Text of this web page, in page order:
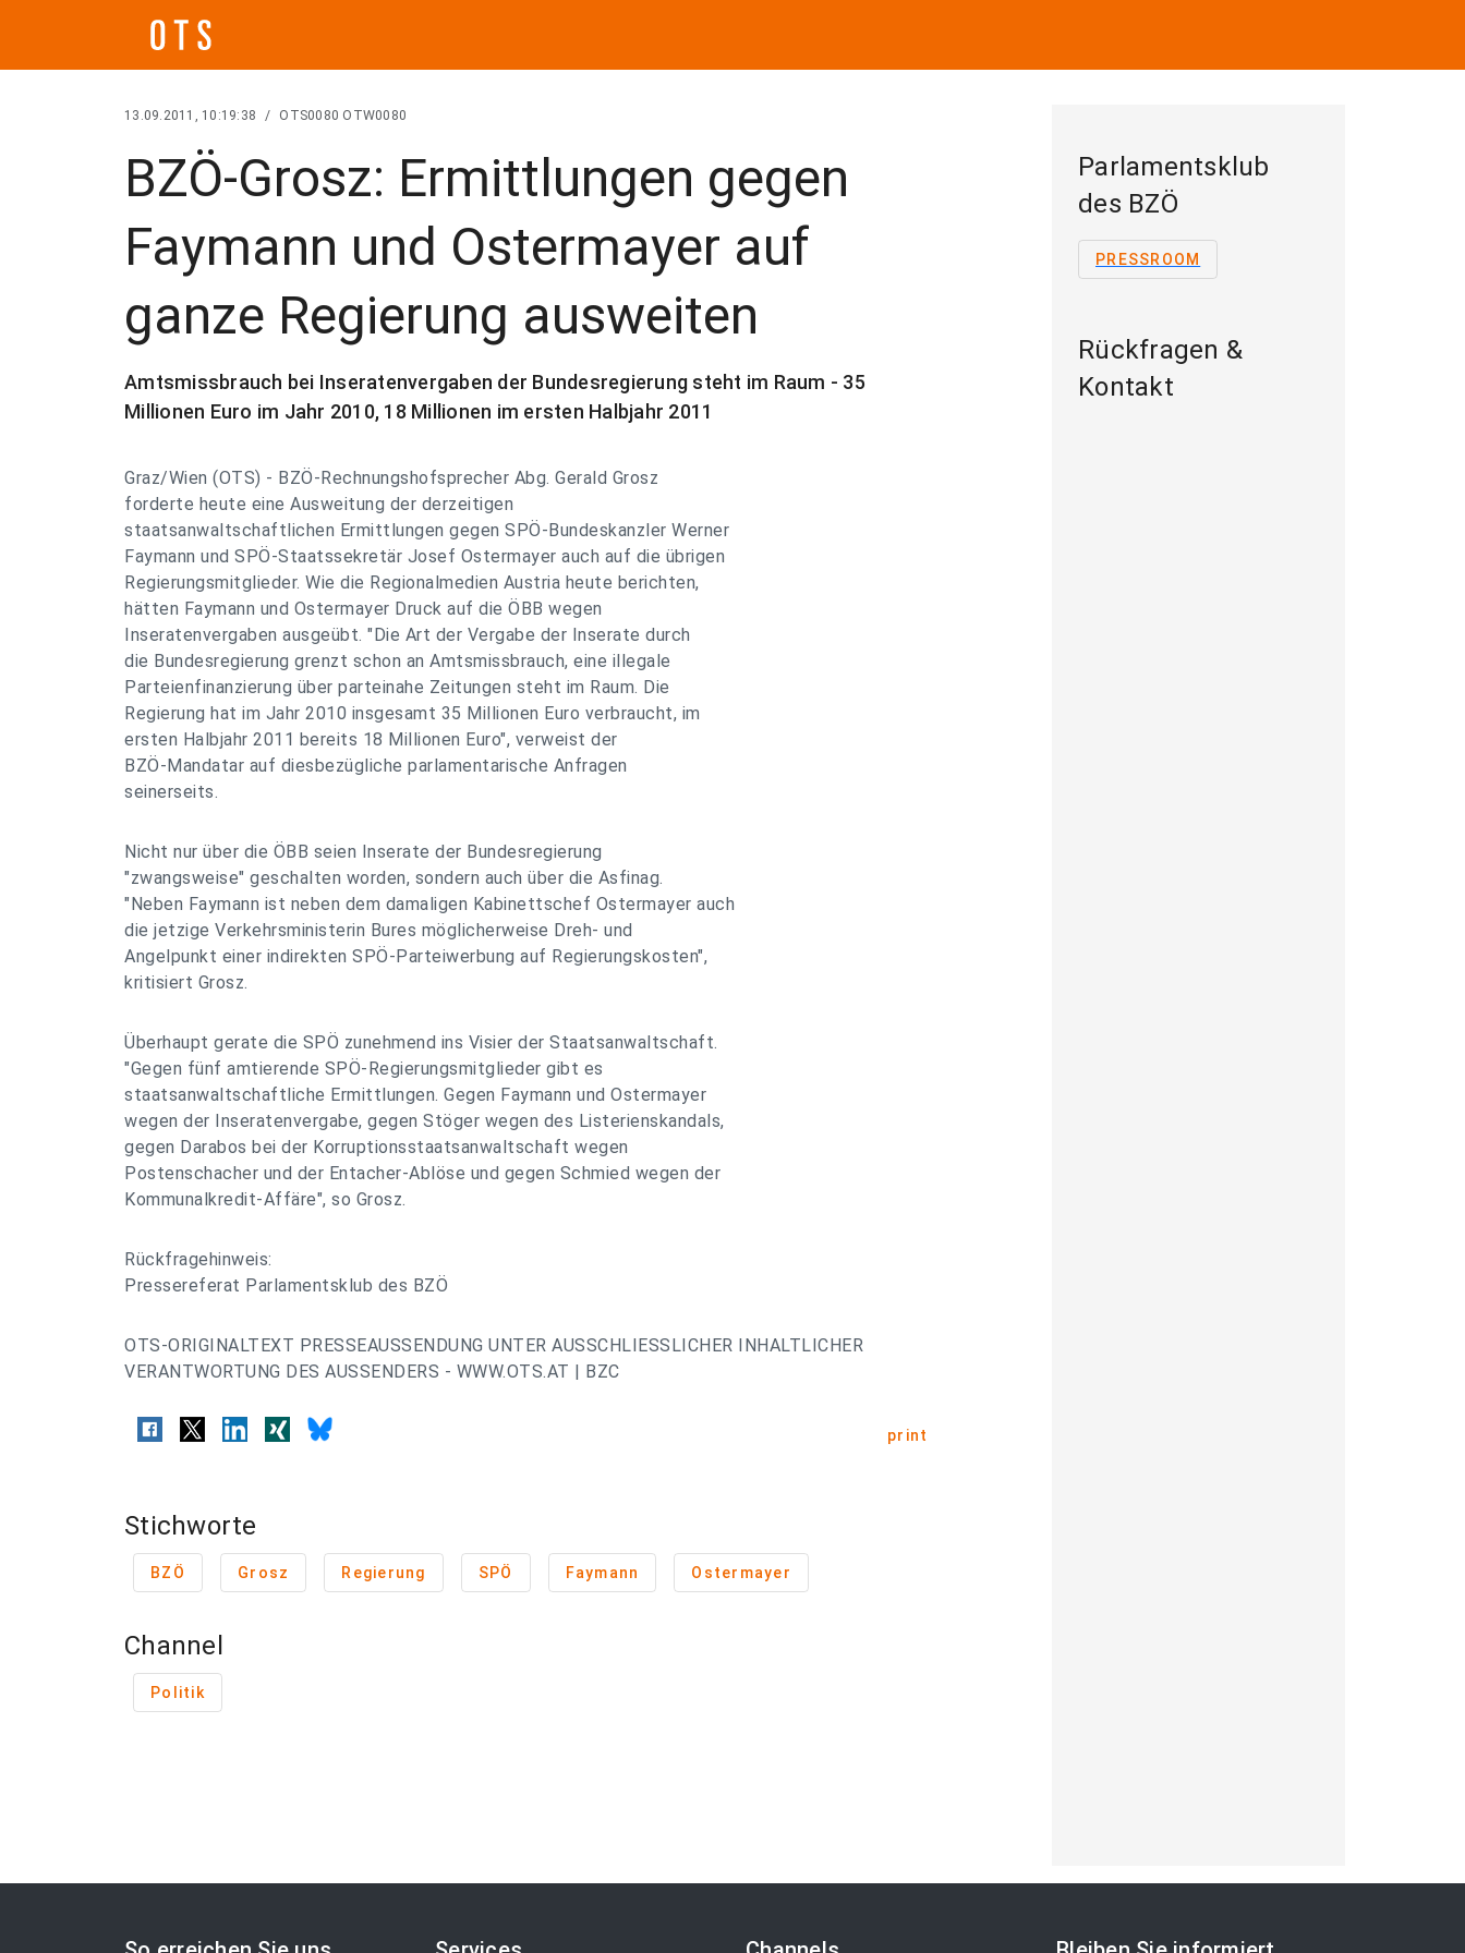
13.09.2011, 10:19:38 / OTS0080 OTW0080
BZÖ-Grosz: Ermittlungen gegen
Faymann und Ostermayer auf
ganze Regierung ausweiten
Amtsmissbrauch bei Inseratenvergaben der Bundesregierung steht im Raum - 35
Millionen Euro im Jahr 2010, 18 Millionen im ersten Halbjahr 2011
Graz/Wien (OTS) - BZÖ-Rechnungshofsprecher Abg. Gerald Grosz
forderte heute eine Ausweitung der derzeitigen
staatsanwaltschaftlichen Ermittlungen gegen SPÖ-Bundeskanzler Werner
Faymann und SPÖ-Staatssekretär Josef Ostermayer auch auf die übrigen
Regierungsmitglieder. Wie die Regionalmedien Austria heute berichten,
hätten Faymann und Ostermayer Druck auf die ÖBB wegen
Inseratenvergaben ausgeübt. "Die Art der Vergabe der Inserate durch
die Bundesregierung grenzt schon an Amtsmissbrauch, eine illegale
Parteienfinanzierung über parteinahe Zeitungen steht im Raum. Die
Regierung hat im Jahr 2010 insgesamt 35 Millionen Euro verbraucht, im
ersten Halbjahr 2011 bereits 18 Millionen Euro", verweist der
BZÖ-Mandatar auf diesbezügliche parlamentarische Anfragen
seinerseits.
Nicht nur über die ÖBB seien Inserate der Bundesregierung
"zwangsweise" geschalten worden, sondern auch über die Asfinag.
"Neben Faymann ist neben dem damaligen Kabinettschef Ostermayer auch
die jetzige Verkehrsministerin Bures möglicherweise Dreh- und
Angelpunkt einer indirekten SPÖ-Parteiwerbung auf Regierungskosten",
kritisiert Grosz.
Überhaupt gerate die SPÖ zunehmend ins Visier der Staatsanwaltschaft.
"Gegen fünf amtierende SPÖ-Regierungsmitglieder gibt es
staatsanwaltschaftliche Ermittlungen. Gegen Faymann und Ostermayer
wegen der Inseratenvergabe, gegen Stöger wegen des Listerienskandals,
gegen Darabos bei der Korruptionsstaatsanwaltschaft wegen
Postenschacher und der Entacher-Ablöse und gegen Schmied wegen der
Kommunalkredit-Affäre", so Grosz.
Rückfragehinweis:
Pressereferat Parlamentsklub des BZÖ
OTS-ORIGINALTEXT PRESSEAUSSENDUNG UNTER AUSSCHLIESSLICHER INHALTLICHER
VERANTWORTUNG DES AUSSENDERS - WWW.OTS.AT | BZC
print
Stichworte
BZÖ Grosz Regierung SPÖ Faymann Ostermayer
Channel
Politik
Parlamentsklub
des BZÖ
PRESSROOM
Rückfragen &
Kontakt